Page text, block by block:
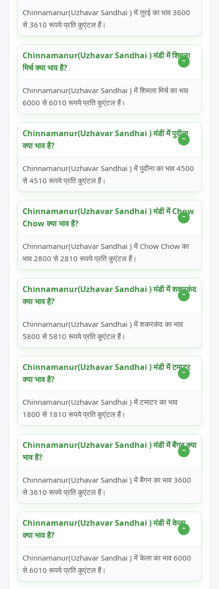
Chinnamanur(Uzhavar Sandhai ) में तुरई का भाव 3600
से 3610 रूपये प्रति कुएंटल हैं।
Chinnamanur(Uzhavar Sandhai ) मंडी में शिमला
मिर्च क्या भाव है?
Chinnamanur(Uzhavar Sandhai ) में शिमला मिर्च का भाव
6000 से 6010 रूपये प्रति कुएंटल हैं।
Chinnamanur(Uzhavar Sandhai ) मंडी में पुदीना
क्या भाव है?
Chinnamanur(Uzhavar Sandhai ) में पुदीना का भाव 4500
से 4510 रूपये प्रति कुएंटल हैं।
Chinnamanur(Uzhavar Sandhai ) मंडी में Chow
Chow क्या भाव है?
Chinnamanur(Uzhavar Sandhai ) में Chow Chow का
भाव 2800 से 2810 रूपये प्रति कुएंटल हैं।
Chinnamanur(Uzhavar Sandhai ) मंडी में शकरकंद
क्या भाव है?
Chinnamanur(Uzhavar Sandhai ) में शकरकंद का भाव
5800 से 5810 रूपये प्रति कुएंटल हैं।
Chinnamanur(Uzhavar Sandhai ) मंडी में टमाटर
क्या भाव है?
Chinnamanur(Uzhavar Sandhai ) में टमाटर का भाव
1800 से 1810 रूपये प्रति कुएंटल हैं।
Chinnamanur(Uzhavar Sandhai ) मंडी में बैंगन क्या
भाव है?
Chinnamanur(Uzhavar Sandhai ) में बैंगन का भाव 3600
से 3610 रूपये प्रति कुएंटल हैं।
Chinnamanur(Uzhavar Sandhai ) मंडी में केला
क्या भाव है?
Chinnamanur(Uzhavar Sandhai ) में केला का भाव 6000
से 6010 रूपये प्रति कुएंटल हैं।